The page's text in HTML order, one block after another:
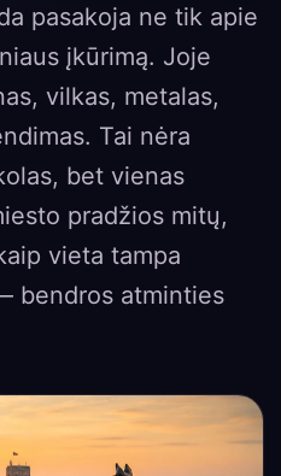
pasakoja ne tik apie
įkūrimą. Joje
vilkas, metalas,
Tai nėra
bet vienas
pradžios mitų,
vieta tampa
bendros atminties